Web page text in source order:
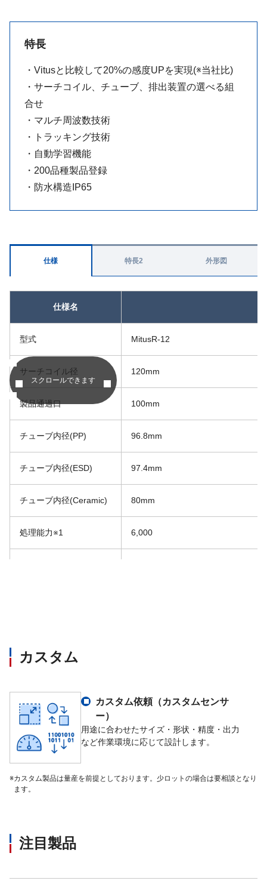
特長
・Vitusと比較して20%の感度UPを実現(※当社比)
・サーチコイル、チューブ、排出装置の選べる組
合せ
・マルチ周波数技術
・トラッキング技術
・自動学習機能
・200品種製品登録
・防水構造IP65
仕様
スクロールできます
仕様名
型式 MitusR-12
サーチコイル径 120mm
製品通過口 100mm
チューブ内径(PP) 96.8mm
チューブ内径(ESD) 97.4mm
チューブ内径(Ceramic) 80mm
処理能力※1 6,000
表示方法
電源
使用環境 -10℃～+45℃
保護等級
特長2 外形図
カスタム
カスタム依頼（カスタムセンサ
ー）
用途に合わせたサイズ・形状・精度・出力
など作業環境に応じて設計します。
※カスタム製品は量産を前提としております。少ロットの場合は要相談となり
ます。
注目製品